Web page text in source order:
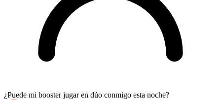
¿Puede mi booster jugar en dúo conmigo esta noche?